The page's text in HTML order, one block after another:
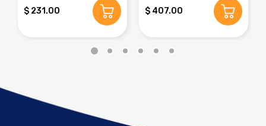
$ 231.00
$ 407.00